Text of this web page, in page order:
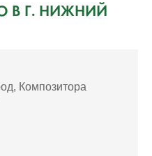
В Г. НИЖНИЙ
Композитора